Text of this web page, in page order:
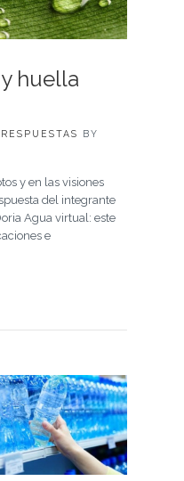
huella
BY
y en las visiones
del integrante
Agua virtual: este
e